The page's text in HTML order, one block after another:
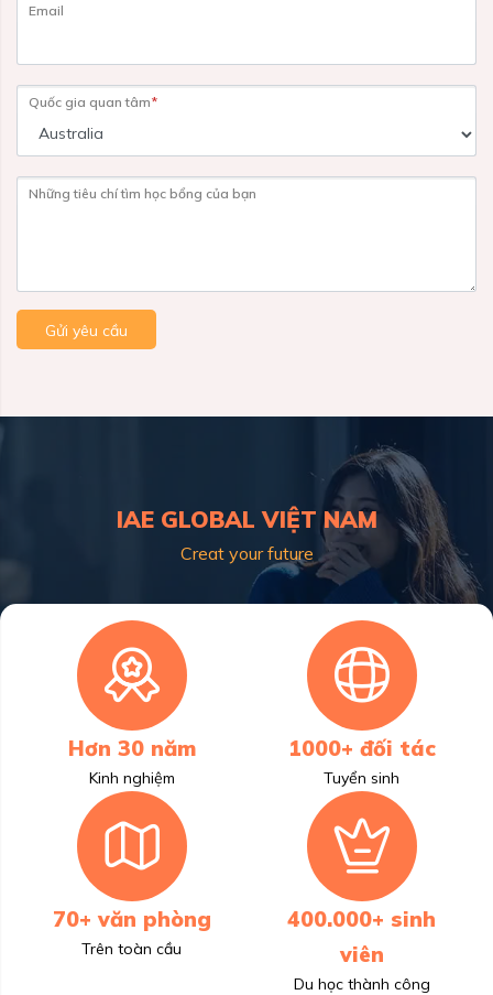
Email
Quốc gia quan tâm*
Những tiêu chí tìm học bổng của bạn
Gửi yêu cầu
IAE GLOBAL VIỆT NAM
Creat your future
Hơn 30 năm
Kinh nghiệm
1000+ đối tác
Tuyển sinh
70+ văn phòng
Trên toàn cầu
400.000+ sinh
viên
Du học thành công